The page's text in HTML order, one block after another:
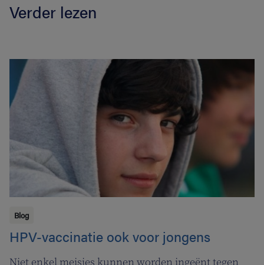
Verder lezen
Blog
HPV-vaccinatie ook voor jongens